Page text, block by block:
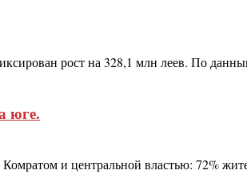
рост на 328,1 млн леев. По
юге.
и центральной властью: 72%